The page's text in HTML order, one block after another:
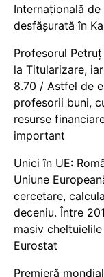
Internațională
desfășurată în
Profesorul
la Titularizare,
8.70 / Astfel de
profesorii buni,
resurse
important
Unici în UE:
Uniune
cercetare,
deceniu. Între
masiv
Eurostat
Premieră